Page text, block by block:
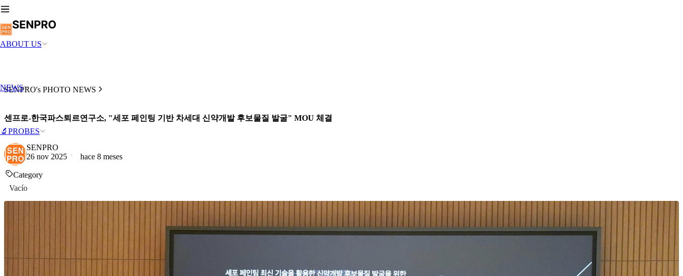
ABOUT US
NEWS
🔬PROBES
SENPRO's PHOTO NEWS
센프로-한국파스퇴르연구소, "세포 페인팅 기반 차세대 신약개발 후보물질 발굴" MOU 체결
SENPRO
26 nov 2025
hace 8 meses
Category
Vacío